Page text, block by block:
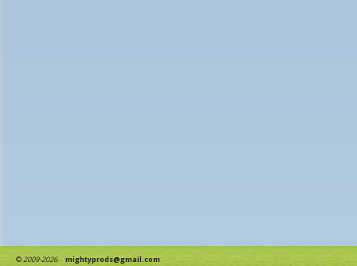
©2009-2026
mightyprods@gmail.com